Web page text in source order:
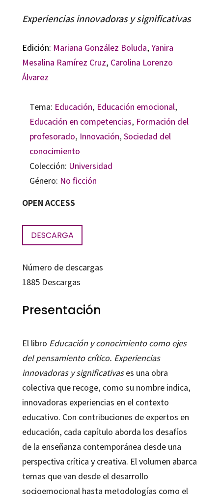
Experiencias innovadoras y significativas
Edición: Mariana González Boluda, Yanira
Mesalina Ramírez Cruz, Carolina Lorenzo
Álvarez
Tema: Educación, Educación emocional,
Educación en competencias, Formación del
profesorado, Innovación, Sociedad del
conocimiento
Colección: Universidad
Género: No ficción
OPEN ACCESS
DESCARGA
Número de descargas
1885Descargas
Presentación
El libro Educación y conocimiento como ejes
del pensamiento crítico. Experiencias
innovadoras y significativases una obra
colectiva que recoge, como su nombre indica,
innovadoras experiencias en el contexto
educativo. Con contribuciones de expertos en
educación, cada capítulo aborda los desafíos
de la enseñanza contemporánea desde una
perspectiva crítica y creativa. El volumen abarca
temas que van desde el desarrollo
socioemocional hasta metodologías como el